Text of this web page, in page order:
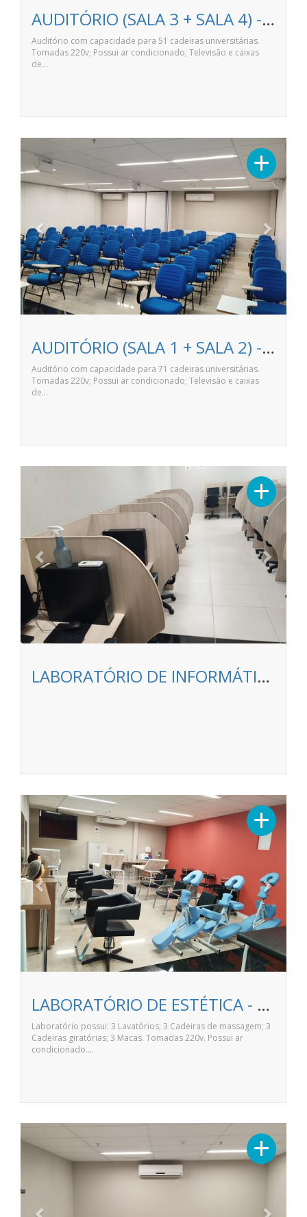
AUDITÓRIO (SALA 3 + SALA 4) - ANHANGUERA LONDRINA NORTE SHOPPING
Auditório com capacidade para 51 cadeiras universitárias.
Tomadas 220v; Possui ar condicionado; Televisão e caixas
de…
+
Previous Next
AUDITÓRIO (SALA 1 + SALA 2) - ANHANGUERA LONDRINA NORTE SHOPPING
Auditório com capacidade para 71 cadeiras universitárias.
Tomadas 220v; Possui ar condicionado; Televisão e caixas
de…
+Next
LABORATÓRIO DE INFORMÁTICA - ANHANGUERA LONDRINA NORTE SHOPPING
+
Previous Next
LABORATÓRIO DE ESTÉTICA - ANHANGUERA LONDRINA NORTE SHOPPING
Laboratório possui: 3 Lavatórios; 3 Cadeiras de massagem; 3
Cadeiras giratórias; 3 Macas. Tomadas 220v. Possui ar
condicionado.…
+Next